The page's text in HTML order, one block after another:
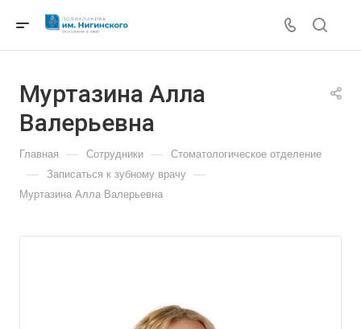
Муртазина Алла
Валерьевна
Главная — Сотрудники — Стоматологическое отделение
— Записаться к зубному врачу —
Муртазина Алла Валерьевна